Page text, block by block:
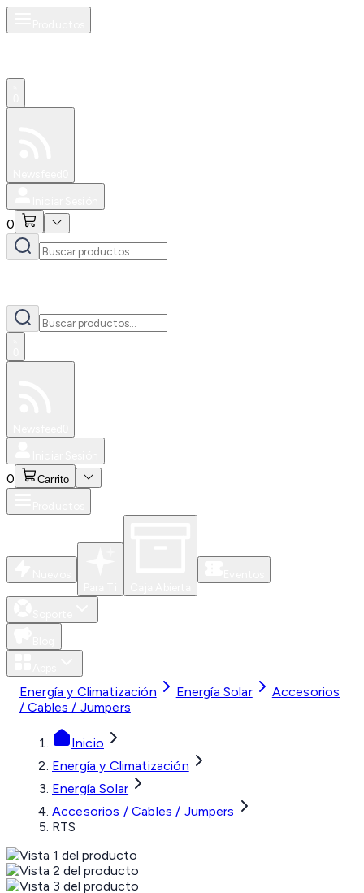
0
0 Carrito
Energía y Climatización Energía Solar
Accesorios
/ Cables / Jumpers
Inicio
Energía y Climatización
Energía Solar
Accesorios / Cables / Jumpers
RTS